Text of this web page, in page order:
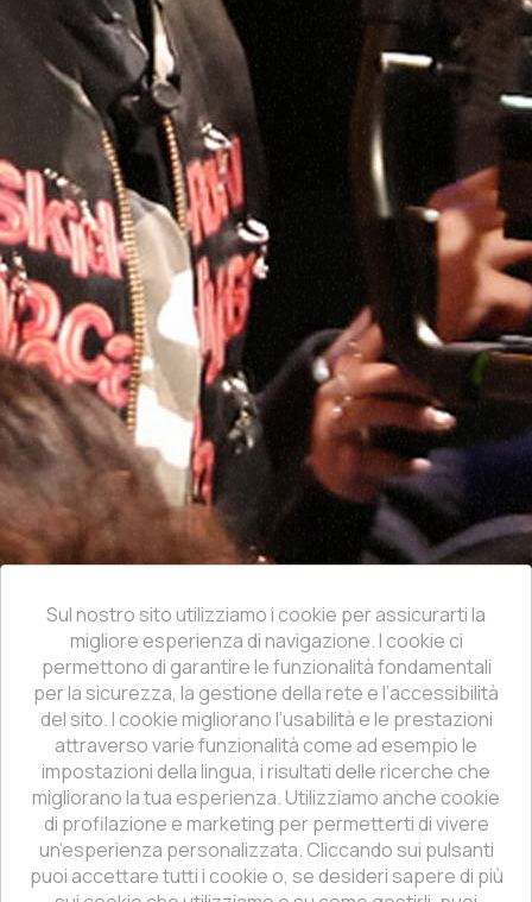
Sul nostro sito utilizziamo i cookie per assicurarti la
migliore esperienza di navigazione. I cookie ci
permettono di garantire le funzionalità fondamentali
per la sicurezza, la gestione della rete e l’accessibilità
del sito. I cookie migliorano l’usabilità e le prestazioni
attraverso varie funzionalità come ad esempio le
impostazioni della lingua, i risultati delle ricerche che
migliorano la tua esperienza. Utilizziamo anche cookie
di profilazione e marketing per permetterti di vivere
un’esperienza personalizzata. Cliccando sui pulsanti
puoi accettare tutti i cookie o, se desideri sapere di più